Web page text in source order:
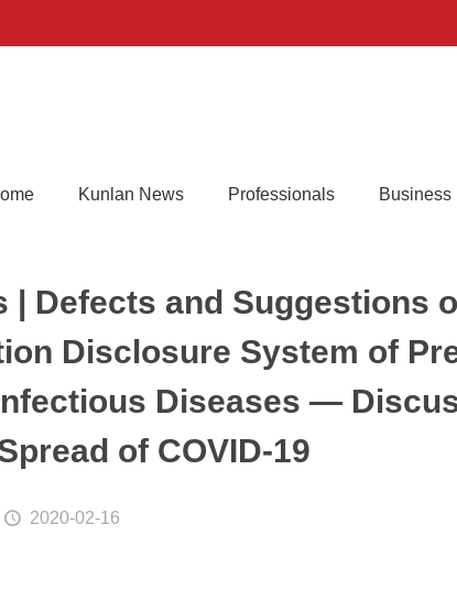
Kunlan News Professionals Business
| Defects and Suggestions
Disclosure System of
Diseases —
of COVID-19
2020-02-16